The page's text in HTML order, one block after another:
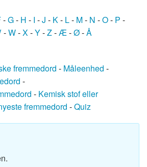
-G- H - I -J - K- L- M- N -O- P -
-W-X-Y-Z-Æ-Ø-Å
fremmedord - Måleenhed -
-
- Kemisk stof eller
fremmedord -Quiz